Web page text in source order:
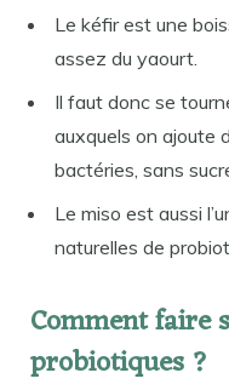
Le kéfir est une
assez du yaourt.
Il faut donc se
auxquels on ajoute
bactéries, sans
Le miso est aussi
naturelles de
Comment faire
probiotiques ?